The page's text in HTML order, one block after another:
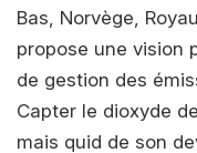
Bas, Norvège,
propose une vision
de gestion des
Capter le dioxyde
mais quid de son